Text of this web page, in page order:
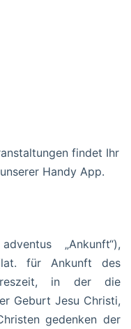
findet Ihr
Handy App.
adventus„Ankunft“),
für Ankunft des
in der die
Geburt Jesu Christi,
gedenken der